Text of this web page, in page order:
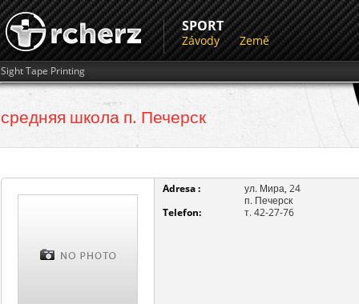
SPORT
Závody Země
Sight Tape Printing
средняя школа п. Печерск
Adresa :
ул. Мира, 24
п. Печерск
Telefon:
т. 42-27-76